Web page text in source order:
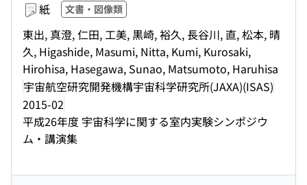
紙 文書・図像類
東出, 真澄, 仁田, 工美, 黒崎, 裕久, 長谷川, 直, 松本, 晴
久, Higashide, Masumi, Nitta, Kumi, Kurosaki,
Hirohisa, Hasegawa, Sunao, Matsumoto, Haruhisa
宇宙航空研究開発機構宇宙科学研究所(JAXA)(ISAS)
2015-02
平成26年度 宇宙科学に関する室内実験シンポジウ
ム・講演集